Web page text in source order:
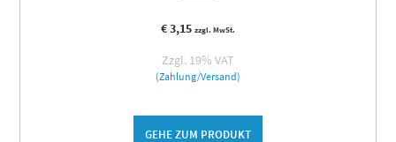
€3,15 zzgl. MwSt.
Zzgl. 19% VAT
(Zahlung/Versand)
GEHE ZUM PRODUKT